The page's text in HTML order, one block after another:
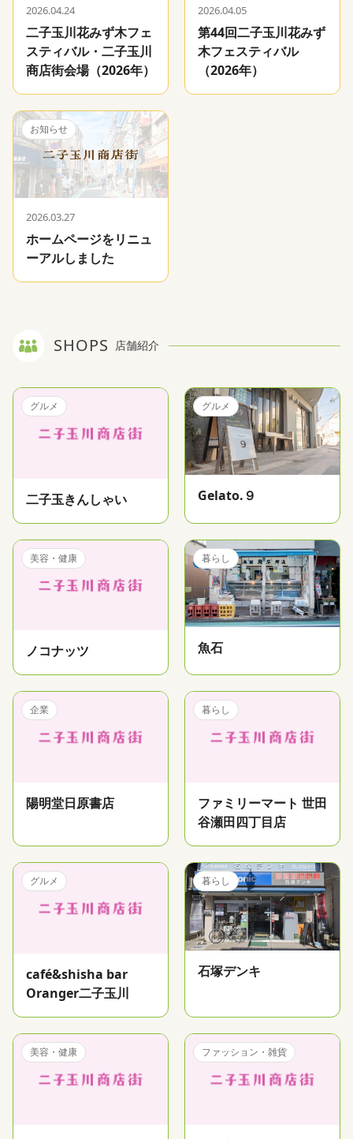
2026.04.24
二子玉川花みず木フェ
スティバル・二子玉川
商店街会場（2026年）
2026.04.05
第44回二子玉川花みず
木フェスティバル
（2026年）
お知らせ
2026.03.27
ホームページをリニュ
ーアルしました
SHOPS 店舗紹介
グルメ
二子玉きんしゃい
グルメ
Gelato.９
美容・健康
ノコナッツ
暮らし
魚石
企業
陽明堂日原書店
暮らし
ファミリーマート 世田
谷瀬田四丁目店
グルメ
café&shisha bar
Oranger二子玉川
暮らし
石塚デンキ
美容・健康 ファッション・雑貨